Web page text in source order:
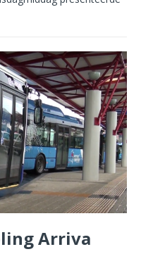
Arriva